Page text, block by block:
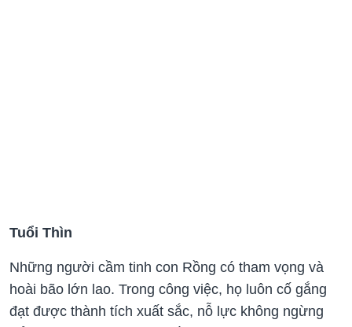
Tuổi Thìn
Những người cầm tinh con Rồng có tham vọng và
hoài bão lớn lao. Trong công việc, họ luôn cố gắng
đạt được thành tích xuất sắc, nỗ lực không ngừng